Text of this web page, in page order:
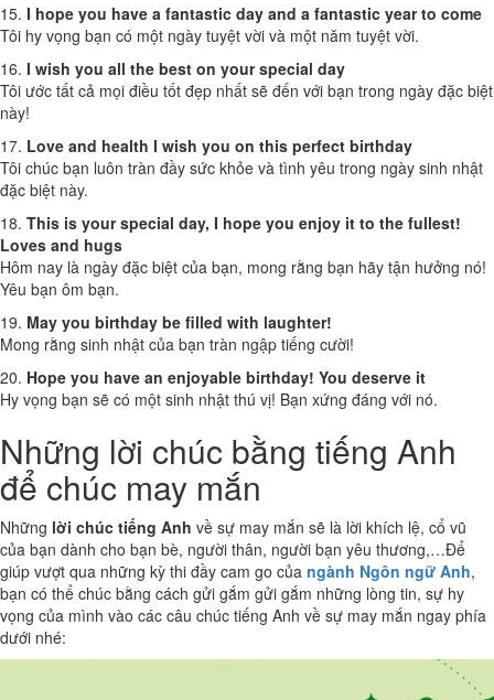
15. I hope you have a fantastic day and a fantastic year to come
Tôi hy vọng bạn có một ngày tuyệt vời và một năm tuyệt vời.
16. I wish you all the best on your special day
Tôi ước tất cả mọi điều tốt đẹp nhất sẽ đến với bạn trong ngày đặc biệt
này!
17. Love and health I wish you on this perfect birthday
Tôi chúc bạn luôn tràn đầy sức khỏe và tình yêu trong ngày sinh nhật
đặc biệt này.
18. This is your special day, I hope you enjoy it to the fullest!
Loves and hugs
Hôm nay là ngày đặc biệt của bạn, mong rằng bạn hãy tận hưởng nó!
Yêu bạn ôm bạn.
19. May you birthday be filled with laughter!
Mong rằng sinh nhật của bạn tràn ngập tiếng cười!
20. Hope you have an enjoyable birthday! You deserve it
Hy vọng bạn sẽ có một sinh nhật thú vị! Bạn xứng đáng với nó.
Những lời chúc bằng tiếng Anh
để chúc may mắn
Những lời chúc tiếng Anh về sự may mắn sẽ là lời khích lệ, cổ vũ
của bạn dành cho bạn bè, người thân, người bạn yêu thương,…Để
giúp vượt qua những kỳ thi đầy cam go của ngành Ngôn ngữ Anh,
bạn có thể chúc bằng cách gửi gắm gửi gắm những lòng tin, sự hy
vọng của mình vào các câu chúc tiếng Anh về sự may mắn ngay phía
dưới nhé: